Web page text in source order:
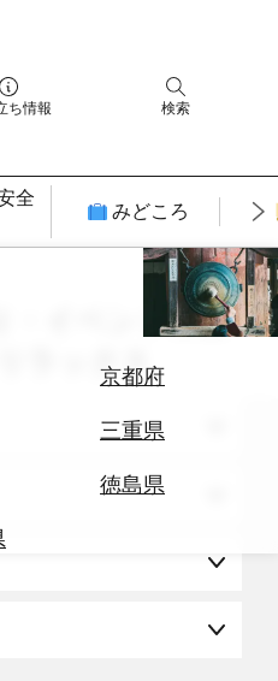
ち情報 検索
全
みどころ
京都府
三重県
徳島県
・イベント体験
ラックス